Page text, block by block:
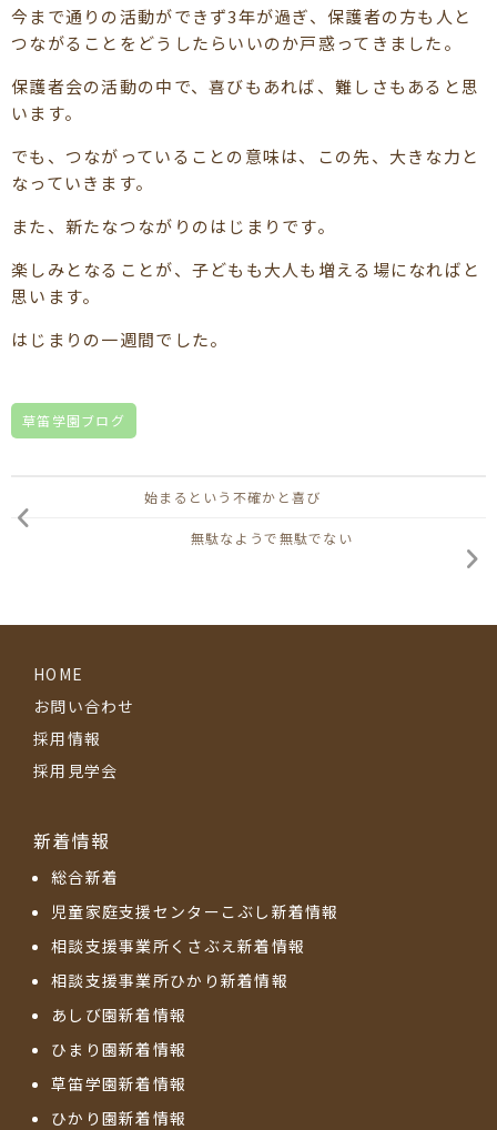
今まで通りの活動ができず3年が過ぎ、保護者の方も人と
つながることをどうしたらいいのか戸惑ってきました。
保護者会の活動の中で、喜びもあれば、難しさもあると思
います。
でも、つながっていることの意味は、この先、大きな力と
なっていきます。
また、新たなつながりのはじまりです。
楽しみとなることが、子どもも大人も増える場になればと
思います。
はじまりの一週間でした。
草笛学園ブログ
始まるという不確かと喜び
無駄なようで無駄でない
HOME
お問い合わせ
採用情報
採用見学会
新着情報
総合新着
児童家庭支援センターこぶし新着情報
相談支援事業所くさぶえ新着情報
相談支援事業所ひかり新着情報
あしび園新着情報
ひまり園新着情報
草笛学園新着情報
ひかり園新着情報